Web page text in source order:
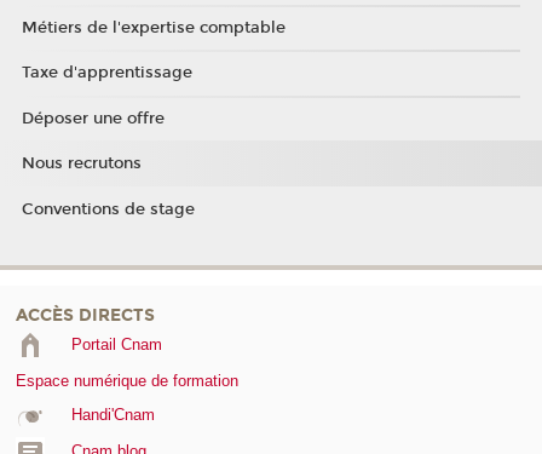
Métiers de l'expertise comptable
Taxe d'apprentissage
Déposer une offre
Nous recrutons
Conventions de stage
ACCÈS DIRECTS
Portail Cnam
Espace numérique de formation
Handi'Cnam